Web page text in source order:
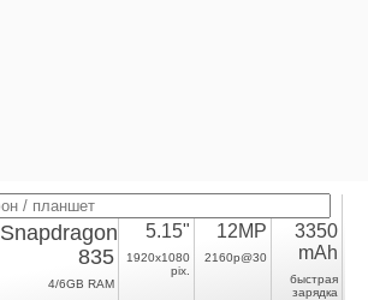
Snapdragon
835
4/6GB RAM
5.15"
1920x1080
pix.
12MP
2160p@30
3350
mAh
быстрая
зарядка